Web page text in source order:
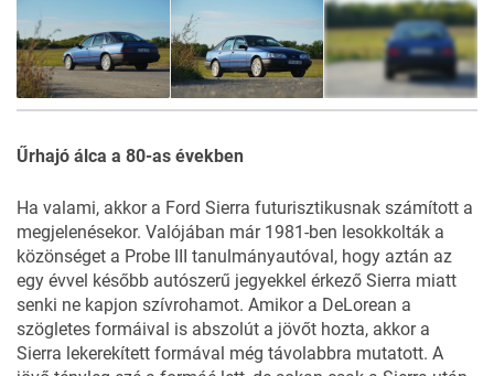
Űrhajó álca a 80-as években
Ha valami, akkor a Ford Sierra futurisztikusnak számított a
megjelenésekor. Valójában már 1981-ben lesokkolták a
közönséget a Probe III tanulmányautóval, hogy aztán az
egy évvel később autószerű jegyekkel érkező Sierra miatt
senki ne kapjon szívrohamot. Amikor a DeLorean a
szögletes formáival is abszolút a jövőt hozta, akkor a
Sierra lekerekített formával még távolabbra mutatott. A